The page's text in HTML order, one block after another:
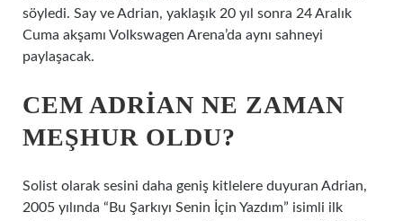
söyledi. Say ve Adrian, yaklaşık 20 yıl sonra 24 Aralık
Cuma akşamı Volkswagen Arena’da aynı sahneyi
paylaşacak.
CEM ADRIAN NE ZAMAN
MEŞHUR OLDU?
Solist olarak sesini daha geniş kitlelere duyuran Adrian,
2005 yılında “Bu Şarkıyı Senin İçin Yazdım” isimli ilk